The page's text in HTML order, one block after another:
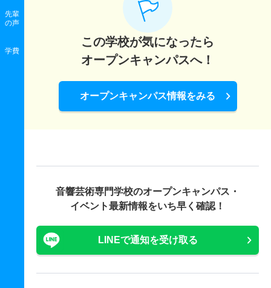
先輩
の声
学費
この学校が気になったら
オープンキャンパスへ！
オープンキャンパス情報をみる
音響芸術専門学校のオープンキャンパス・
イベント最新情報をいち早く確認！
LINEで通知を受け取る